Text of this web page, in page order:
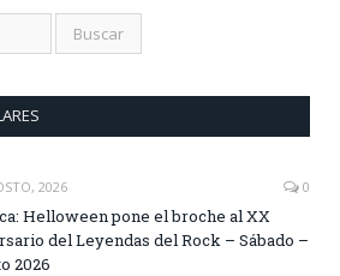
2026 0
Helloween pone el broche al XX
del Leyendas del Rock – Sábado –
2026